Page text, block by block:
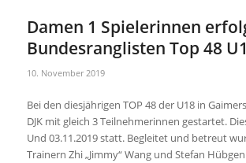
Damen 1 Spielerinnen
Bundesranglisten Top 48
10. November 2019
Bei den diesjährigen TOP 48 der U18 in
DJK mit gleich 3 Teilnehmerinnen gestartet.
Und 03.11.2019 statt. Begleitet und betreut
Trainern Zhi „Jimmy“ Wang und Stefan